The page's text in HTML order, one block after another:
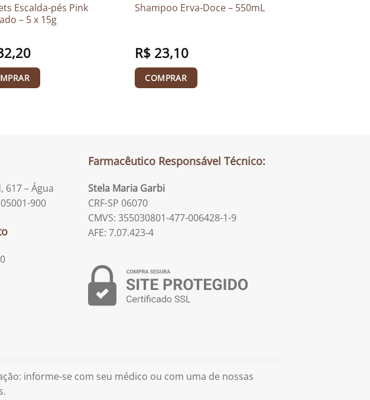
Escalda-pés Pink
– 5 x 15g
Shampoo Erva-Doce – 550mL
R$23,10
COMPRAR
617 – Água
900
Farmacêutico Responsável Técnico:
Stela Maria Garbi
CRF-SP 06070
CMVS: 355030801-477-006428-1-9
AFE: 7.07.423-4
informe-se com seu médico ou com uma de nossas